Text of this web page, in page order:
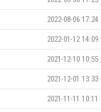
2022-08-06 17:24
2022-01-12 14:09
2021-12-10 10:55
2021-12-01 13:33
2021-11-11 10:11